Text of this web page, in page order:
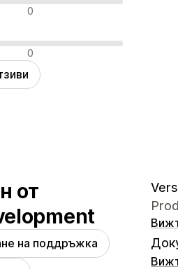
0
отзиви
0
от
на поддръжка